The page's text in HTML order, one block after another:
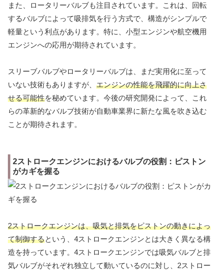
また、ロータリーバルブも注目されています。これは、回転
するバルブによって吸排気を行う方式で、構造がシンプルで
軽量という利点があります。特に、小型エンジンや航空機用
エンジンへの応用が期待されています。
スリーブバルブやロータリーバルブは、まだ実用化に至って
いない技術もありますが、 エンジンの性能を飛躍的に向上さ
せる可能性を秘めています。今後の研究開発によって、これ
らの革新的なバルブ技術が自動車業界に新たな風を吹き込む
ことが期待されます。
2ストロークエンジンにおけるバルブの役割：ピストン
がカギを握る
2ストロークエンジンは、吸気と排気をピストンの動きによっ
て制御するという、4ストロークエンジンとは大きく異なる構
造を持っています。4ストロークエンジンでは吸気バルブと排
気バルブがそれぞれ独立して動いているのに対し、2ストロー